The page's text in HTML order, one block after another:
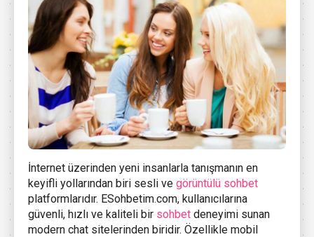
İnternet üzerinden yeni insanlarla tanışmanın en
keyifli yollarından biri sesli ve görüntülü sohbet
platformlarıdır. ESohbetim.com, kullanıcılarına
güvenli, hızlı ve kaliteli bir sohbet deneyimi sunan
modern chat sitelerinden biridir. Özellikle mobil